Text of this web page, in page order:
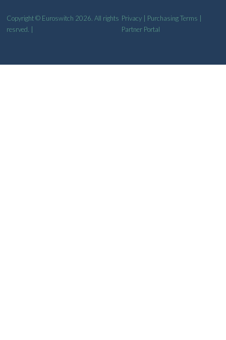
Copyright © Euroswitch 2026. All rights
resrved. |
Privacy| Purchasing Terms
Partner Portal